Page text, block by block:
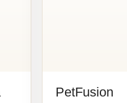
PetFusion